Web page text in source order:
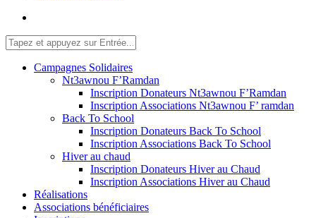
Campagnes Solidaires
Nt3awnou F’Ramdan
Inscription Donateurs Nt3awnou F’Ramdan
Inscription Associations Nt3awnou F’ ramdan
Back To School
Inscription Donateurs Back To School
Inscription Associations Back To School
Hiver au chaud
Inscription Donateurs Hiver au Chaud
Inscription Associations Hiver au Chaud
Réalisations
Associations bénéficiaires